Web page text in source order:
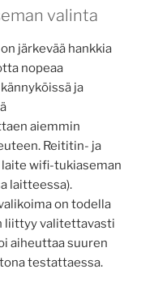
valinta
järkevää hankkia
nopeaa
ja
aiemmin
Reititin- ja
wifi-tukiaseman
laitteessa).
on todella
liittyy valitettavasti
aiheuttaa suuren
testattaessa.